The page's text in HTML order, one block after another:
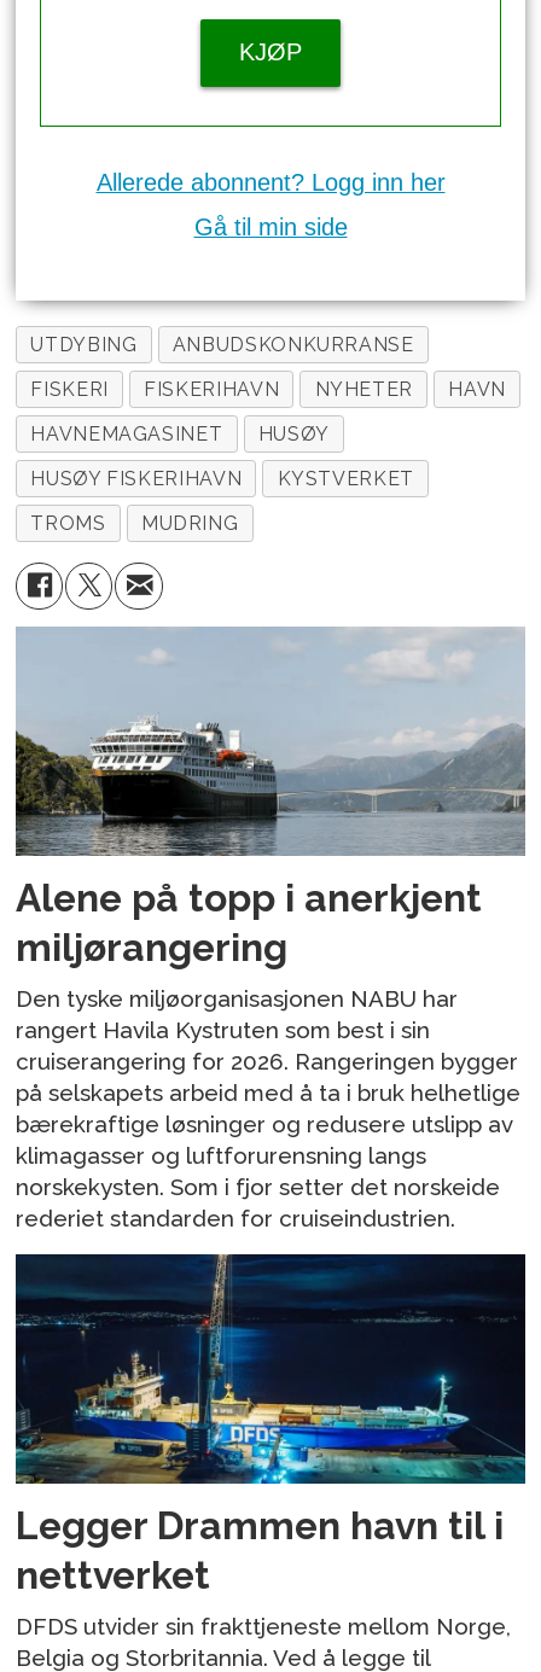
KJØP
Allerede abonnent? Logg inn her
Gå til min side
UTDYBING
ANBUDSKONKURRANSE
FISKERI
FISKERIHAVN NYHETER
HAVN
HAVNEMAGASINET
HUSØY
HUSØY FISKERIHAVN
KYSTVERKET
TROMS
MUDRING
Alene på topp i anerkjent
miljørangering
Den tyske miljøorganisasjonen NABU har
rangert Havila Kystruten som best i sin
cruiserangering for 2026. Rangeringen bygger
på selskapets arbeid med å ta i bruk helhetlige
bærekraftige løsninger og redusere utslipp av
klimagasser og luftforurensning langs
norskekysten. Som i fjor setter det norskeide
rederiet standarden for cruiseindustrien.
Legger Drammen havn til i
nettverket
DFDS utvider sin frakttjeneste mellom Norge,
Belgia og Storbritannia. Ved å legge til